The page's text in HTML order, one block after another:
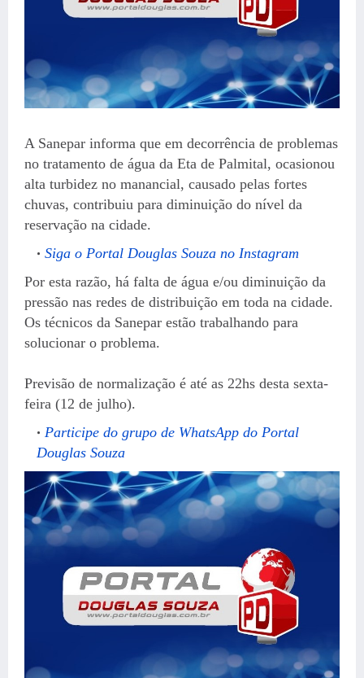
A Sanepar informa que em decorrência de problemas
no tratamento de água da Eta de Palmital, ocasionou
alta turbidez no manancial, causado pelas fortes
chuvas, contribuiu para diminuição do nível da
reservação na cidade.
Siga o Portal Douglas Souza no Instagram
Por esta razão, há falta de água e/ou diminuição da
pressão nas redes de distribuição em toda na cidade.
Os técnicos da Sanepar estão trabalhando para
solucionar o problema.
Previsão de normalização é até as 22hs desta sexta-
feira (12 de julho).
Participe do grupo de WhatsApp do Portal
Douglas Souza